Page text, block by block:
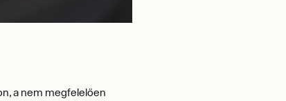
a nem megfelelően